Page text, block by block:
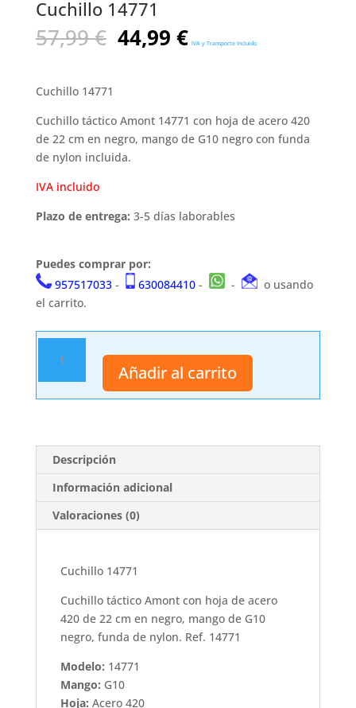
Cuchillo 14771
57,99€ El
precio
57,99 €.
44,99 €El
precio
44,99 €.
IVA y Transporte Incluido
Cuchillo 14771
Cuchillo táctico Amont 14771 con hoja de acero 420
de 22 cm en negro, mango de G10 negro con funda
de nylon incluida.
IVA incluido
Plazo de entrega: 3-5 días laborables
Puedes comprar por:
957517033- 630084410- -
o usando
el carrito.
14771
cantidad
Añadir al carrito
Descripción
Información adicional
Valoraciones (0)
Cuchillo 14771
Cuchillo táctico Amont con hoja de acero
420 de 22 cm en negro, mango de G10
negro, funda de nylon. Ref. 14771
Modelo: 14771
Mango: G10
Hoja: Acero 420